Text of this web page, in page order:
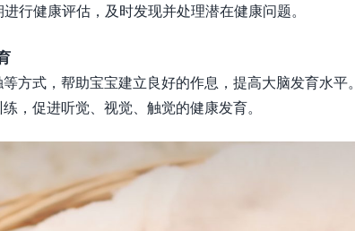
行健康评估，及时发现并处理潜在健康问题。
方式，帮助宝宝建立良好的作息，提高大脑发育水平。
，促进听觉、视觉、触觉的健康发育。